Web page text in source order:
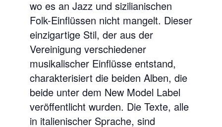
wo es an Jazz und sizilianischen
Folk-Einflüssen nicht mangelt. Dieser
einzigartige Stil, der aus der
Vereinigung verschiedener
musikalischer Einflüsse entstand,
charakterisiert die beiden Alben, die
beide unter dem New Model Label
veröffentlicht wurden. Die Texte, alle
in italienischer Sprache, sind